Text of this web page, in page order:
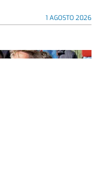
1 AGOSTO 2026